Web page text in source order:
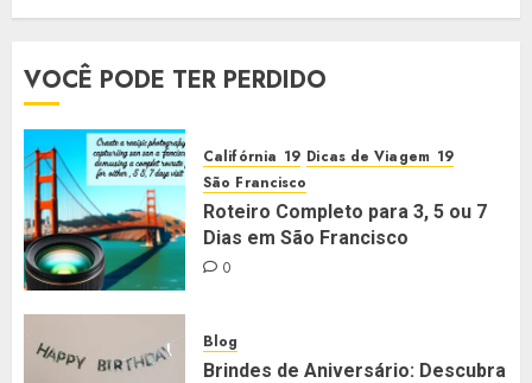
VOCÊ PODE TER PERDIDO
Califórnia
Dicas de Viagem
São Francisco
Roteiro Completo para 3, 5 ou 7
Dias em São Francisco
0
Blog
Brindes de Aniversário: Descubra